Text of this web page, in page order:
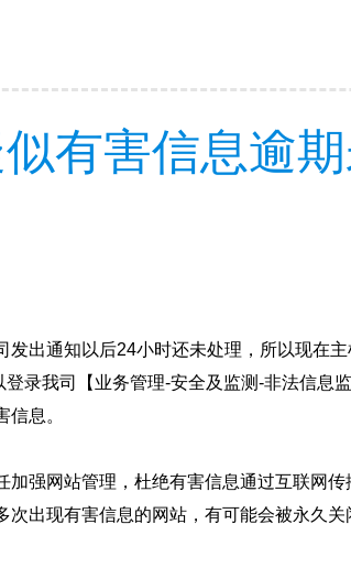
有害信息逾
出通知以后24小时还未处理，所以现在
录我司【业务管理-安全及监测-非法信息
息。
强网站管理，杜绝有害信息通过互联网
出现有害信息的网站，有可能会被永久关